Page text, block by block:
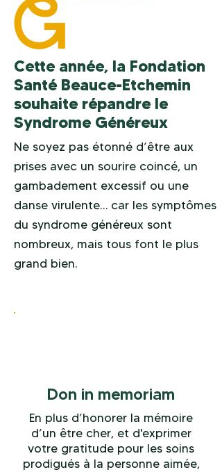
Cette année, la Fondation
Santé Beauce-Etchemin
souhaite répandre le
Syndrome Généreux
Ne soyez pas étonné d’être aux
prises avec un sourire coincé, un
gambadement excessif ou une
danse virulente… car les symptômes
du syndrome généreux sont
nombreux, mais tous font le plus
grand bien.
Don in memoriam
En plus d’honorer la mémoire
d’un être cher, et d'exprimer
votre gratitude pour les soins
prodigués à la personne aimée,